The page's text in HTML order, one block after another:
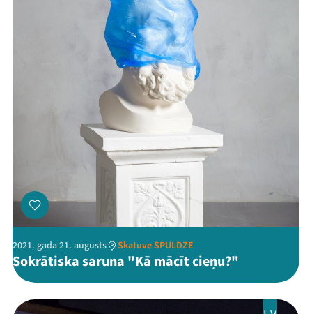
Mana programma
Festivāls
Programma
Arhīvs
Viņi bija LAMPĀ 2026
Jaunumi
Ziedo
Veikals
2021. gada 21. augusts Skatuve SPULDZE
Sokrātiska saruna "Kā mācīt cieņu?"